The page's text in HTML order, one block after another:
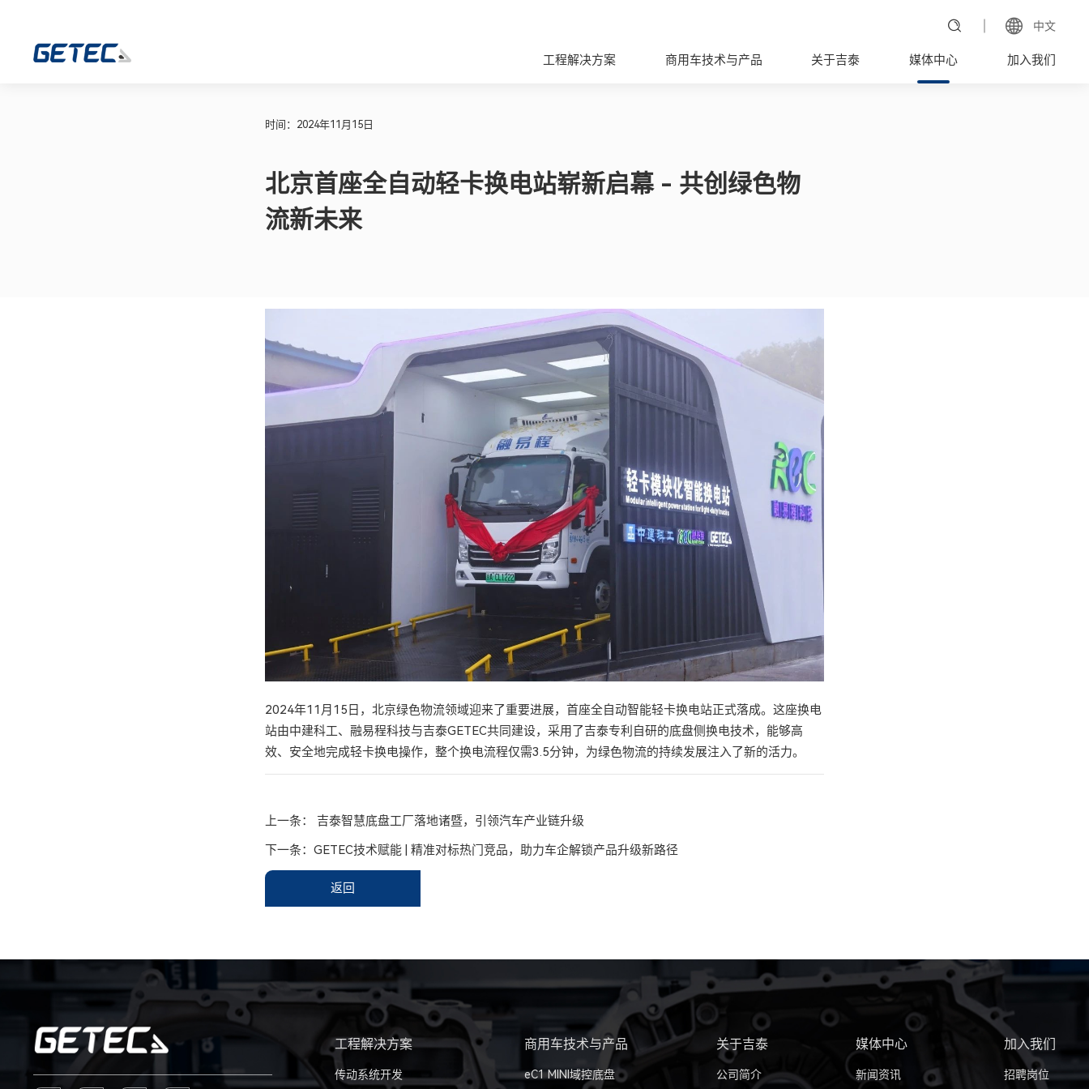
中文
工程解决方案 商用车技术与产品 关于吉泰 媒体中心 加入我们
时间：2024年11月15日
北京首座全自动轻卡换电站崭新启幕 - 共创绿色物
流新未来
2024年11月15日，北京绿色物流领域迎来了重要进展，首座全自动智能轻卡换电站正式落成。这座换电
站由中建科工、融易程科技与吉泰GETEC共同建设，采用了吉泰专利自研的底盘侧换电技术，能够高
效、安全地完成轻卡换电操作，整个换电流程仅需3.5分钟，为绿色物流的持续发展注入了新的活力。
上一条： 吉泰智慧底盘工厂落地诸暨，引领汽车产业链升级
下一条： GETEC技术赋能 | 精准对标热门竞品，助力车企解锁产品升级新路径
返回
工程解决方案
传动系统开发
商用车技术与产品
eC1 MINI域控底盘
关于吉泰
公司简介
媒体中心
新闻资讯
加入我们
招聘岗位